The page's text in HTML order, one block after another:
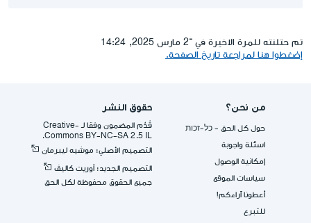
تم حتلنته للمرة الاخيرة في ־2 مارس 2025, 14:24
إضغطوا هنا لمراجعة تاريخ الصفحة.
من نحن؟
حول كل الحق - כל-זכות
اسئلة واجوبة
إمكانية الوصول
سياسات الموقع
أعطونا آراءكم!
للتبرع
حقوق النشر
قُدِّم المضمون وفقا لـ -Creative
Commons BY-NC-SA 2.5 IL.
التصميم الأصلي: موشيه ليبرمان
التصميم الجديد: أوريت كاليڤ
جميع الحقوق محفوظة لكل الحق